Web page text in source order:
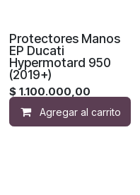
de deseos
Protectores Manos
EP Ducati
Hypermotard 950
(2019+)
$ 1.100.000,00
Agregar al carrito